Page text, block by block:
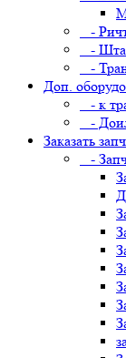
-
-
-
Доп.
- к
-
Заказать
-